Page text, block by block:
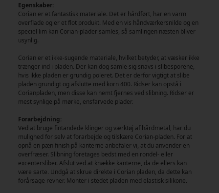
Egenskaber:
Corian er et fantastisk materiale. Det er hårdført, har en varm
overflade og er et flot produkt. Med en vis håndværkersnilde og en
speciel lim kan Corian-plader samles, så samlingen næsten bliver
usynlig.
Corian er et ikke-sugende materiale, hvilket betyder, at væsker ikke
trænger ind i pladen. Der kan dog samle sig snavs i slibesporene,
hvis ikke pladen er grundig poleret. Det er derfor vigtigt at slibe
pladen grundigt og afslutte med korn 400. Ridser kan opstå i
Corianpladen, men disse kan nemt fjernes ved slibning. Ridser er
mest synlige på mørke, ensfarvede plader.
Forarbejdning:
Ved at bruge fintandede klinger og værktøj af hårdmetal, har du
mulighed for selv at forarbejde og tilskære Corian-pladen. For at
opnå en pæn finish på kanterne anbefaler vi, at du anvender en
overfræser. Slibning foretages bedst med en rondel- eller
excentersliber. Afslut ved at knække kanterne, da de ellers kan
være sarte. Undgå at skrue direkte i Corian pladen, da dette kan
forårsage revner. Monter i stedet pladen med elastisk silikone.